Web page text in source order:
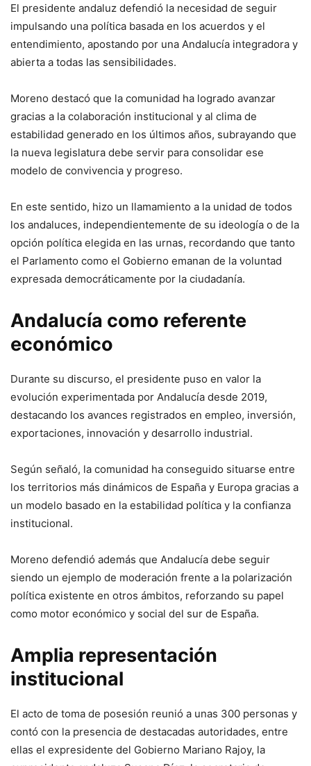
El presidente andaluz defendió la necesidad de seguir
impulsando una política basada en los acuerdos y el
entendimiento, apostando por una Andalucía integradora y
abierta a todas las sensibilidades.
Moreno destacó que la comunidad ha logrado avanzar
gracias a la colaboración institucional y al clima de
estabilidad generado en los últimos años, subrayando que
la nueva legislatura debe servir para consolidar ese
modelo de convivencia y progreso.
En este sentido, hizo un llamamiento a la unidad de todos
los andaluces, independientemente de su ideología o de la
opción política elegida en las urnas, recordando que tanto
el Parlamento como el Gobierno emanan de la voluntad
expresada democráticamente por la ciudadanía.
Andalucía como referente
económico
Durante su discurso, el presidente puso en valor la
evolución experimentada por Andalucía desde 2019,
destacando los avances registrados en empleo, inversión,
exportaciones, innovación y desarrollo industrial.
Según señaló, la comunidad ha conseguido situarse entre
los territorios más dinámicos de España y Europa gracias a
un modelo basado en la estabilidad política y la confianza
institucional.
Moreno defendió además que Andalucía debe seguir
siendo un ejemplo de moderación frente a la polarización
política existente en otros ámbitos, reforzando su papel
como motor económico y social del sur de España.
Amplia representación
institucional
El acto de toma de posesión reunió a unas 300 personas y
contó con la presencia de destacadas autoridades, entre
ellas el expresidente del Gobierno Mariano Rajoy, la